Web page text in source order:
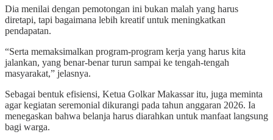
Dia menilai dengan pemotongan ini bukan malah yang harus
diretapi, tapi bagaimana lebih kreatif untuk meningkatkan
pendapatan.
“Serta memaksimalkan program-program kerja yang harus kita
jalankan, yang benar-benar turun sampai ke tengah-tengah
masyarakat,” jelasnya.
Sebagai bentuk efisiensi, Ketua Golkar Makassar itu, juga meminta
agar kegiatan seremonial dikurangi pada tahun anggaran 2026. Ia
menegaskan bahwa belanja harus diarahkan untuk manfaat langsung
bagi warga.